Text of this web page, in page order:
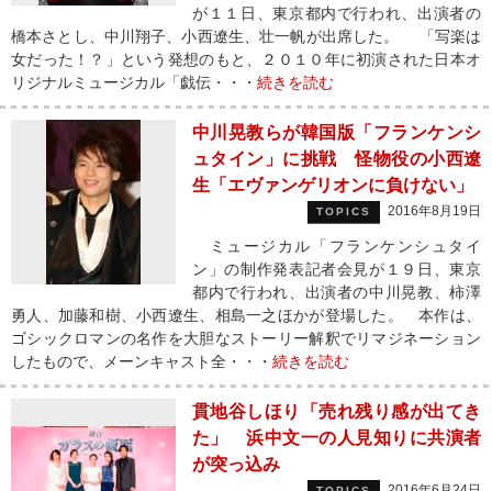
が１１日、東京都内で行われ、出演者の
橋本さとし、中川翔子、小西遼生、壮一帆が出席した。 「写楽は
女だった！？」という発想のもと、２０１０年に初演された日本オ
リジナルミュージカル「戯伝・・・ 続きを読む
中川晃教らが韓国版「フランケンシ
ュタイン」に挑戦 怪物役の小西遼
生「エヴァンゲリオンに負けない」
TOPICS 2016年8月19日
ミュージカル「フランケンシュタイ
ン」の制作発表記者会見が１９日、東京
都内で行われ、出演者の中川晃教、柿澤
勇人、加藤和樹、小西遼生、相島一之ほかが登場した。 本作は、
ゴシックロマンの名作を大胆なストーリー解釈でリマジネーション
したもので、メーンキャスト全・・・ 続きを読む
貫地谷しほり「売れ残り感が出てき
た」 浜中文一の人見知りに共演者
が突っ込み